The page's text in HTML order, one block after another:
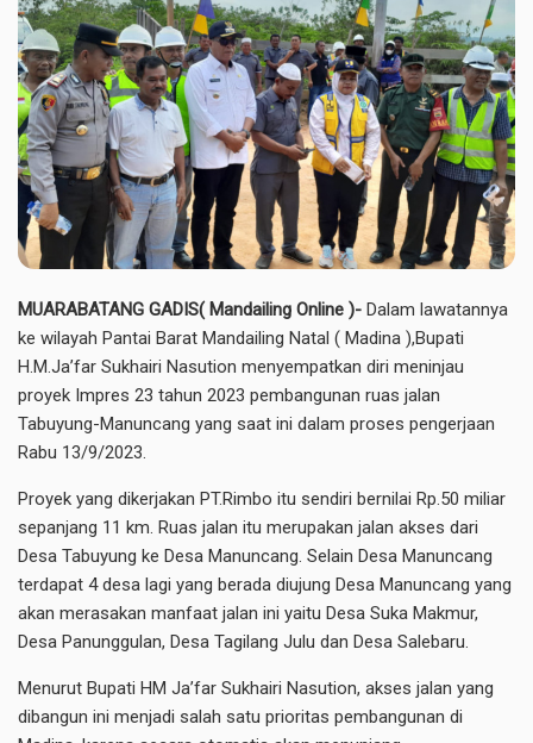
MUARABATANG GADIS( Mandailing Online )- Dalam lawatannya
ke wilayah Pantai Barat Mandailing Natal ( Madina ),Bupati
H.M.Ja’far Sukhairi Nasution menyempatkan diri meninjau
proyek Impres 23 tahun 2023 pembangunan ruas jalan
Tabuyung-Manuncang yang saat ini dalam proses pengerjaan
Rabu 13/9/2023.
Proyek yang dikerjakan PT.Rimbo itu sendiri bernilai Rp.50 miliar
sepanjang 11 km. Ruas jalan itu merupakan jalan akses dari
Desa Tabuyung ke Desa Manuncang. Selain Desa Manuncang
terdapat 4 desa lagi yang berada diujung Desa Manuncang yang
akan merasakan manfaat jalan ini yaitu Desa Suka Makmur,
Desa Panunggulan, Desa Tagilang Julu dan Desa Salebaru.
Menurut Bupati HM Ja’far Sukhairi Nasution, akses jalan yang
dibangun ini menjadi salah satu prioritas pembangunan di